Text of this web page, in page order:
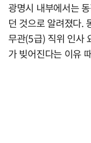
광명시 내부에서는
던 것으로 알려졌다.
무관(5급) 직위 인사
가 빚어진다는 이유